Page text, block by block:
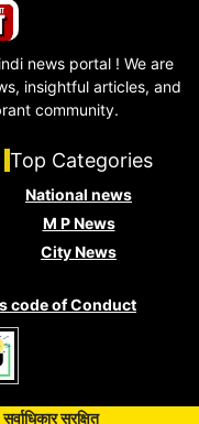
news portal ! We are
insightful articles, and
community.
Top Categories
National news
M P News
City News
code of Conduct
सुरक्षित